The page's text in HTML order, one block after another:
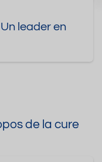
leader en
de la cure